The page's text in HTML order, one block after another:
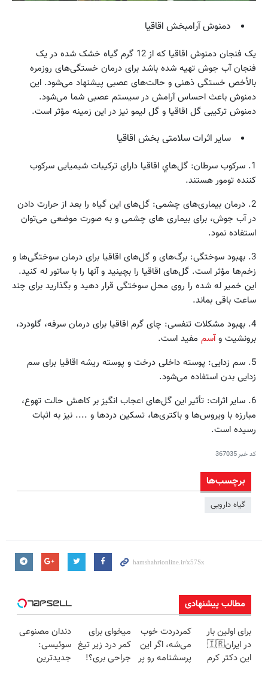
دمنوش آرامبخش اقاقیا
یک فنجان دمنوش اقاقیا که از 12 گرم گیاه خشک شده در یک
فنجان آب جوش تهیه شده باشد برای درمان خستگی‌های روزمره
بالأخص خستگی ذهنی و حالت‌های عصبی پیشنهاد می‌شود. این
دمنوش باعث احساس آرامش در سیستم عصبی شما می‌شود.
دمنوش ترکیبی گل اقاقیا و گل لیمو نیز در این زمینه مؤثر است.
سایر اثرات سلامتی بخش اقاقیا
1. سرکوب سرطان: گل‌هاي اقاقیا دارای ترکیبات شیمیایی سرکوب
کننده تومور هستند.
2. درمان بیماری‌های چشمی: گل‌های این گیاه را بعد از حرارت دادن
در آب جوش، برای بیماری های چشمی و به صورت موضعی می‌توان
استفاده نمود.
3. بهبود سوختگی: برگ‌های و گل‌های اقاقیا برای درمان سوختگی‌ها و
زخم‌ها مؤثر است. گل‌های اقاقیا را بچینید و آنها را با ساتور له کنید.
این خمیر له شده را روی محل سوختگی قرار دهید و بگذارید برای چند
ساعت باقی بماند.
4. بهبود مشکلات تنفسی: چای گرم اقاقیا برای درمان سرفه، گلودرد،
برونشیت وآسم مفید است.
5. سم زدایی: پوسته داخلی درخت و پوسته ریشه اقاقیا برای سم
زدایی بدن استفاده می‌شود.
6. سایر اثرات: تأثیر این گل‌های اعجاب انگیز بر کاهش حالت تهوع،
مبارزه با ویروس‌ها و باکتری‌ها، تسکین دردها و .... نیز به اثبات
رسیده است.
کد خبر367035
برچسب‌ها
گیاه دارویی
مطالب پیشنهادی
برای اولین بار
در ایران🇮🇷
این دکتر کرم
کمردردت خوب
می‌شه، اگر این
پرسشنامه رو پر
میخوای برای
کمر درد زیر تیغ
جراحی بری؟!
دندان مصنوعی
سوئیسی:
جدیدترین